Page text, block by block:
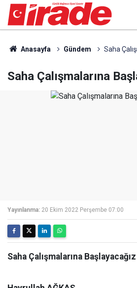
Anasayfa Gündem Saha
Saha Çalışmalarına
Yayınlanma: 20 Ekim 2022 Perşembe 07:00
Saha Çalışmalarına Başlayacağız